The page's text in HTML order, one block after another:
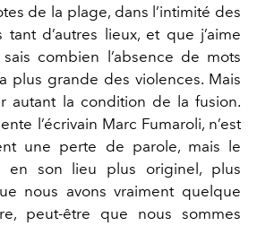
de la plage, dans l’intimité des
d’autres lieux, et que j’aime
combien l’absence de mots
plus grande des violences. Mais
autant la condition de la fusion.
l’écrivain Marc Fumaroli, n’est
une perte de parole, mais le
en son lieu plus originel, plus
nous avons vraiment quelque
peut-être que nous sommes